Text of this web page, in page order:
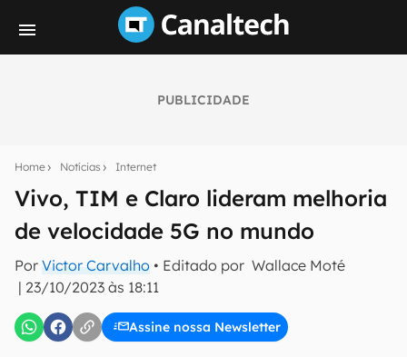
PUBLICIDADE
Home Notícias Internet
Vivo, TIM e Claro lideram melhoria
de velocidade 5G no mundo
Por Victor Carvalho • Editado por Wallace Moté
| 23/10/2023 às 18:11
Assine nossa Newsletter
notícias e reviews sobre tecnologia em primeira
E-mail